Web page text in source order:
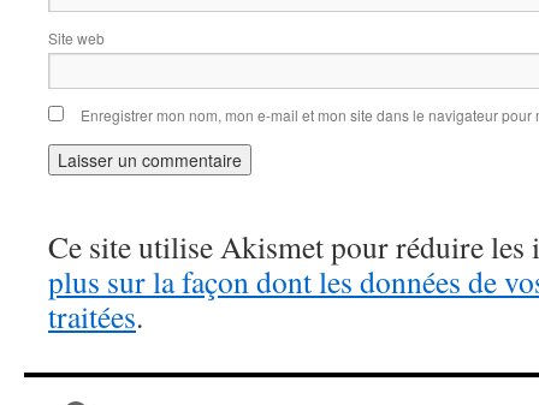
Site web
Enregistrer mon nom, mon e-mail et mon site dans le navigateur
Ce site utilise Akismet pour réduire les
plus sur la façon dont les données de
traitées.